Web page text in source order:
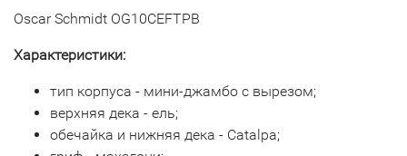
Oscar Schmidt OG10CEFTPB
Характеристики:
тип корпуса - мини-джамбо с вырезом;
верхняя дека - ель;
обечайка и нижняя дека - Catalpa;